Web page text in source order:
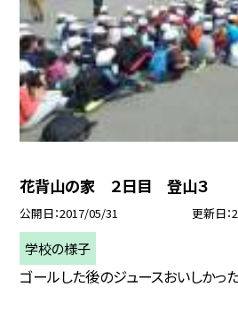
花背山の家 ２日目 登山３
公開日 2017/05/31 更新日
学校の様子
ゴールした後のジュースおいしかった